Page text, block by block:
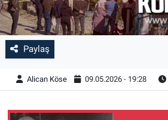
Paylaş
Alican Köse 09.05.2026 - 19:28